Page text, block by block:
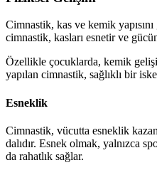
Cimnastik, kas ve kemik
cimnastik, kasları esnetir ve
Özellikle çocuklarda, kemik
yapılan cimnastik, sağlıklı bir
Esneklik
Cimnastik, vücutta esneklik
dalıdır. Esnek olmak, yalnızca
da rahatlık sağlar.